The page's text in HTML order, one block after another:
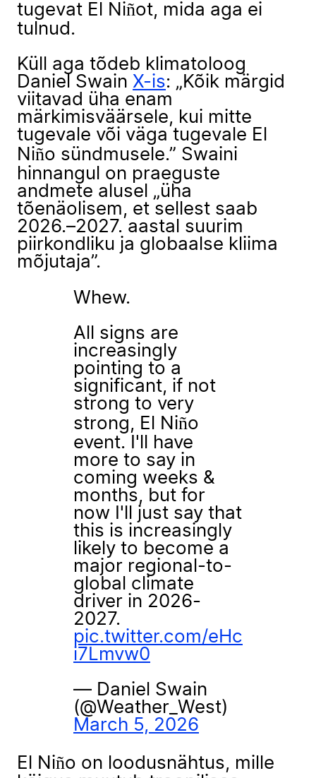
tugevat El Niñot, mida aga ei
tulnud.
Küll aga tõdeb klimatoloog
Daniel Swain X-is: „Kõik märgid
viitavad üha enam
märkimisväärsele, kui mitte
tugevale või väga tugevale El
Niño sündmusele.” Swaini
hinnangul on praeguste
andmete alusel „üha
tõenäolisem, et sellest saab
2026.–2027. aastal suurim
piirkondliku ja globaalse kliima
mõjutaja”.
Whew.
All signs are
increasingly
pointing to a
significant, if not
strong to very
strong, El Niño
event. I'll have
more to say in
coming weeks &
months, but for
now I'll just say that
this is increasingly
likely to become a
major regional-to-
global climate
driver in 2026-
2027.
pic.twitter.com/eHc
i7Lmvw0
— Daniel Swain
(@Weather_West)
March 5, 2026
El Niño on loodusnähtus, mille